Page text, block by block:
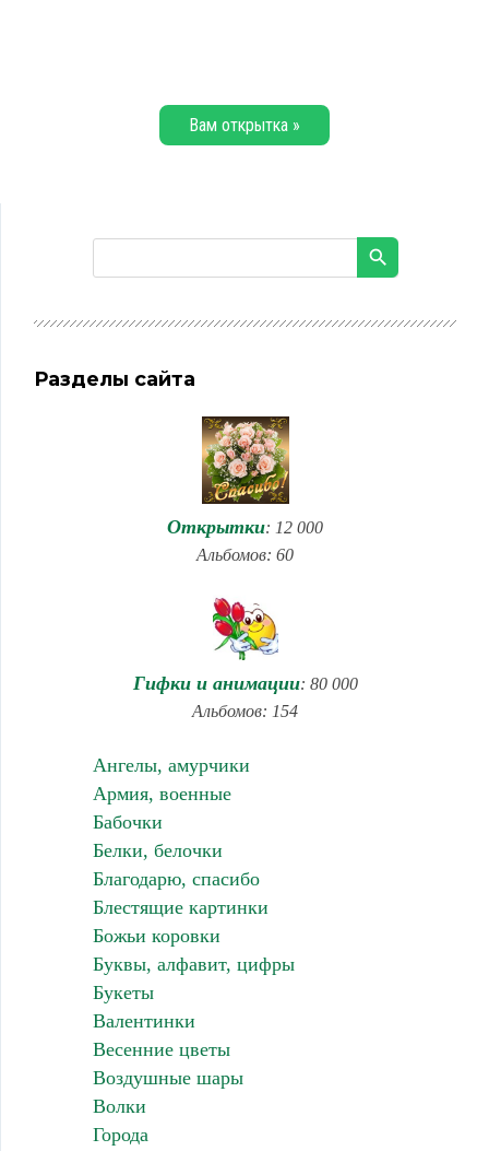
Вам открытка »
Разделы сайта
Открытки: 12 000
Альбомов: 60
Гифки и анимации: 80 000
Альбомов: 154
Ангелы, амурчики
Армия, военные
Бабочки
Белки, белочки
Благодарю, спасибо
Блестящие картинки
Божьи коровки
Буквы, алфавит, цифры
Букеты
Валентинки
Весенние цветы
Воздушные шары
Волки
Города